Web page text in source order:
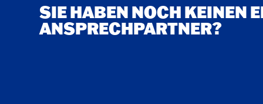
SIE HABEN NOCH KEINEN
ANSPRECHPARTNER?